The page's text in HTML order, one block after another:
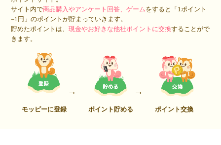
サイト内で商品購入やアンケート回答、ゲームをすると「1ポイント
=1円」のポイントが貯まっていきます。
貯めたポイントは、現金やお好きな他社ポイントに交換することがで
きます。
モッピーに登録 ポイント貯める ポイント交換